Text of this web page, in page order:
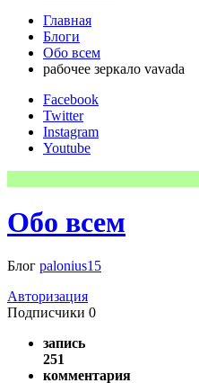
Главная
Блоги
Обо всем
рабочее зеркало vavada
Facebook
Twitter
Instagram
Youtube
Обо всем
Блог palonius15
Авторизация
Подписчики 0
запись
251
комментария